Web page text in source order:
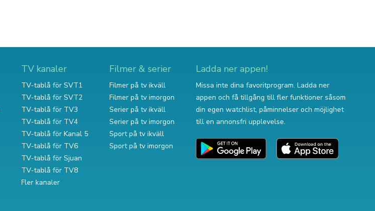
TV kanaler
TV-tablå för SVT1
TV-tablå för SVT2
TV-tablå för TV3
TV-tablå för TV4
TV-tablå för Kanal 5
TV-tablå för TV6
TV-tablå för Sjuan
TV-tablå för TV8
Fler kanaler
Filmer & serier
Filmer på tv ikväll
Filmer på tv imorgon
Serier på tv ikväll
Serier på tv imorgon
Sport på tv ikväll
Sport på tv imorgon
Ladda ner appen!
Missa inte dina favoritprogram. Ladda ner
appen och få tillgång till fler funktioner såsom
din egen watchlist, påminnelser och möjlighet
till en annonsfri upplevelse.